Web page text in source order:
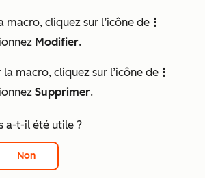
macro, cliquez sur l’icône de verticalMenu
Modifier.
macro, cliquez sur l’icône de verticalMenu
Supprimer.
a-t-il été utile ?
Non